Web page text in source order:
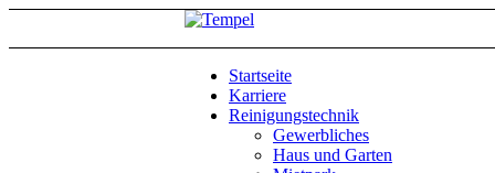
Startseite
Karriere
Reinigungstechnik
Gewerbliches
Haus und Garten